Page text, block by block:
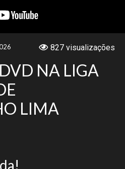
VÍDEOS
CONTATO
827 visualizações
NA LIGA
LIMA